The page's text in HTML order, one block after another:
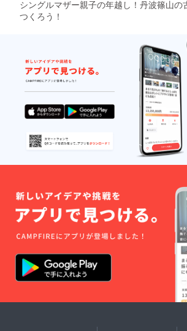
シングルマザー親子の年越し！丹波篠山の
つくろう！